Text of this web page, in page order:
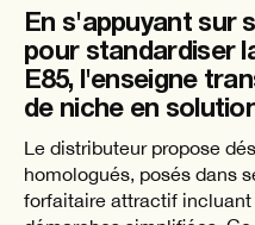
En s'appuyant sur
pour standardiser
E85, l'enseigne
de niche en
Le distributeur propose
homologués, posés dans
forfaitaire attractif